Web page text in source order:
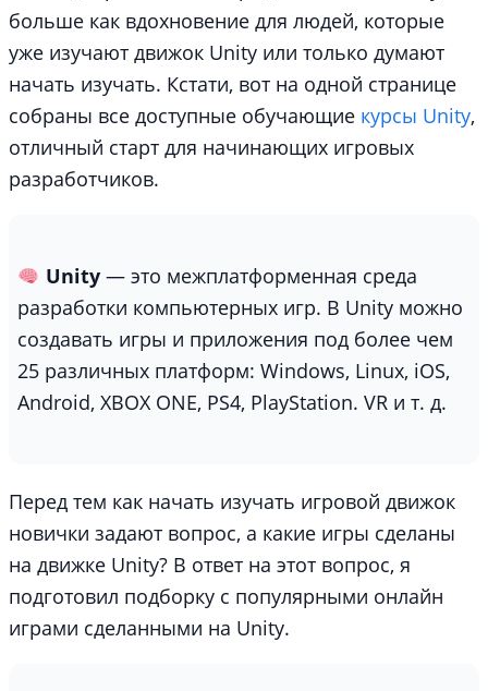
больше как вдохновение для людей, которые
уже изучают движок Unity или только думают
начать изучать. Кстати, вот на одной странице
собраны все доступные обучающие курсы Unity,
отличный старт для начинающих игровых
разработчиков.
Unity— это межплатформенная среда
разработки компьютерных игр. В Unity можно
создавать игры и приложения под более чем
25 различных платформ: Windows, Linux, iOS,
Android, XBOX ONE, PS4, PlayStation. VR и т. д.
Перед тем как начать изучать игровой движок
новички задают вопрос, а какие игры сделаны
на движке Unity? В ответ на этот вопрос, я
подготовил подборку с популярными онлайн
играми сделанными на Unity.